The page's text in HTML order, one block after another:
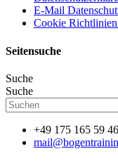
E-Mail
Cookie
Seitensuche
Suche
Suche
+49 175 165 59 46